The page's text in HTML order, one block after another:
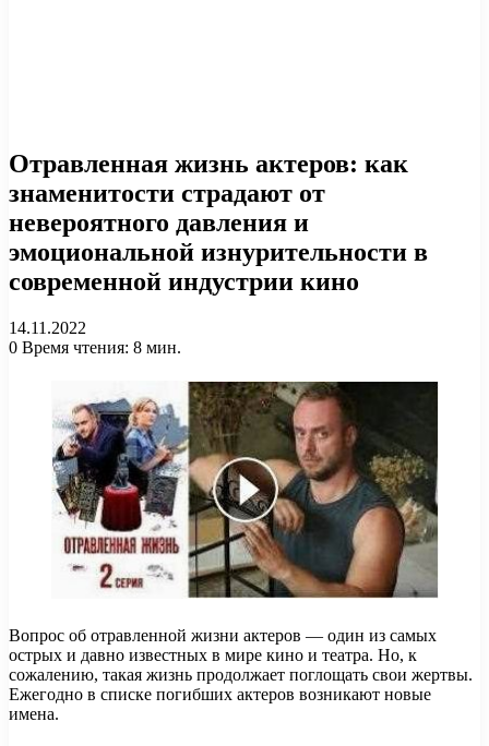
Отравленная жизнь актеров: как
знаменитости страдают от
невероятного давления и
эмоциональной изнурительности в
современной индустрии кино
14.11.2022
0 Время чтения: 8 мин.
Вопрос об отравленной жизни актеров — один из самых
острых и давно известных в мире кино и театра. Но, к
сожалению, такая жизнь продолжает поглощать свои жертвы.
Ежегодно в списке погибших актеров возникают новые
имена.